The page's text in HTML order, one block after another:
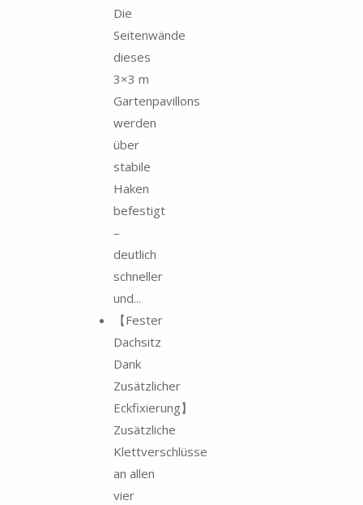
Die
Seitenwände
dieses
3×3 m
Gartenpavillons
werden
über
stabile
Haken
befestigt
–
deutlich
schneller
und...
【Fester
Dachsitz
Dank
Zusätzlicher
Eckfixierung】
Zusätzliche
Klettverschlüsse
an allen
vier